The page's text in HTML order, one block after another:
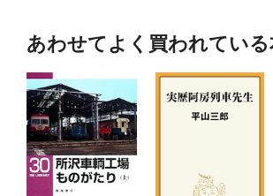
あわせてよく買われている